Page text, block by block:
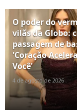
O poder do
vilãs da Globo:
passagem de
'Coração
Você'
4 de agosto de 2026